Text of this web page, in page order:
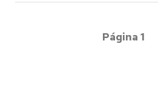
Página 1